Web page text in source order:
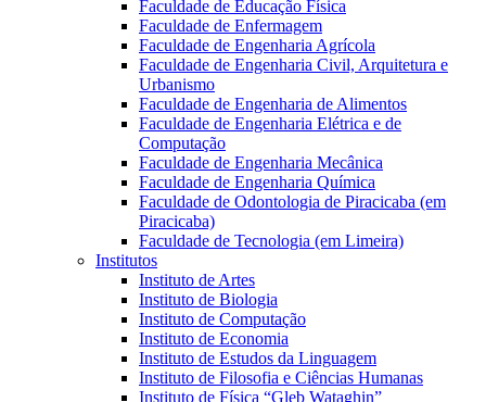
Faculdade de Educação Física
Faculdade de Enfermagem
Faculdade de Engenharia Agrícola
Faculdade de Engenharia Civil, Arquitetura e
Urbanismo
Faculdade de Engenharia de Alimentos
Faculdade de Engenharia Elétrica e de
Computação
Faculdade de Engenharia Mecânica
Faculdade de Engenharia Química
Faculdade de Odontologia de Piracicaba (em
Piracicaba)
Faculdade de Tecnologia (em Limeira)
Institutos
Instituto de Artes
Instituto de Biologia
Instituto de Computação
Instituto de Economia
Instituto de Estudos da Linguagem
Instituto de Filosofia e Ciências Humanas
Instituto de Física “Gleb Wataghin”